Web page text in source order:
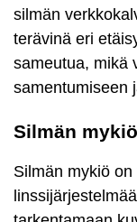
silmän
terävinä eri
sameutua, mikä
samentumiseen
Silmän mykiö
Silmän mykiö